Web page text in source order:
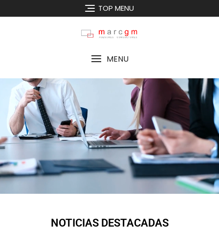
TOP MENU
MENU
NOTICIAS DESTACADAS